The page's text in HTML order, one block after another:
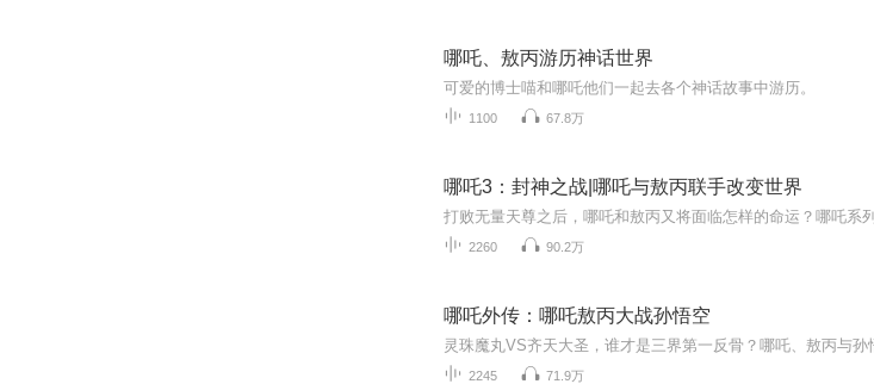
哪吒、敖丙游历神话世界
可爱的博士喵和哪吒他们一起去各个神话故事中游历。
1100 67.8万
哪吒3：封神之战|哪吒与敖丙联手改变世界
2260 90.2万
哪吒外传：哪吒敖丙大战孙悟空
2245 71.9万